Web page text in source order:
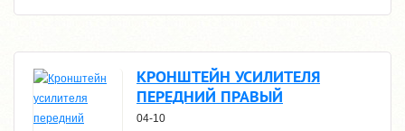
КРОНШТЕЙН УСИЛИТЕЛЯ
ПЕРЕДНИЙ ПРАВЫЙ
04-10